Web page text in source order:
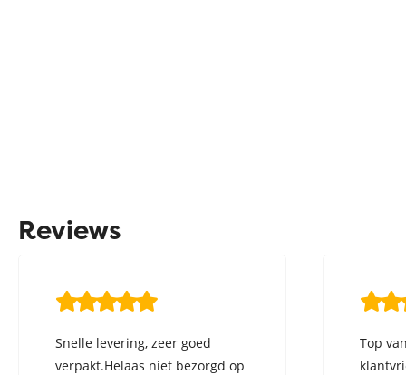
Reviews
Snelle levering, zeer goed
verpakt.Helaas niet bezorgd op
Top